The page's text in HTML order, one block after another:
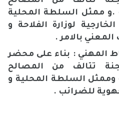
.و ممثل السلطة المحلية
لوزارة الفلاحة و
بالامر .
المهني : بناء على محضر
تتالف من المصالح
وممثل السلطة المحلية و
للضرائب .